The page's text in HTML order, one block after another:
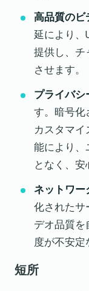
高品質のビ
延により、
提供し、チ
させます。
プライバシ
す。暗号化
カスタマ
能により、
となく、安
ネットワ
化されたサ
デオ品質
度が不安定
短所